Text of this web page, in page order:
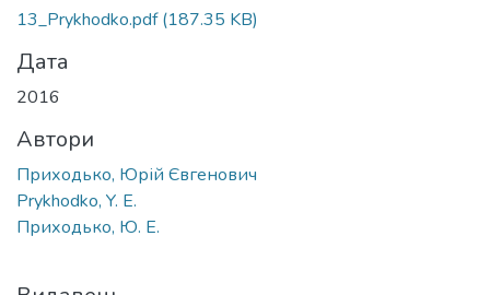
13_Prykhodko.pdf(187.35 KB)
Дата
2016
Автори
Приходько, Юрій Євгенович
Prykhodko, Y. E.
Приходько, Ю. Е.